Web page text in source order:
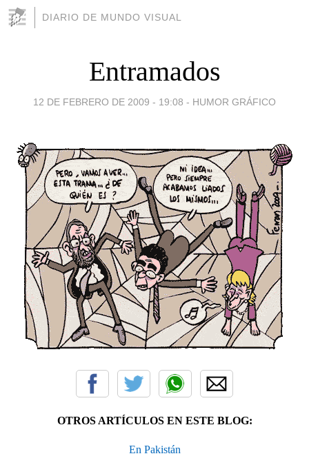
DIARIO DE MUNDO VISUAL
Entramados
12 DE FEBRERO DE 2009 - 19:08 - HUMOR GRÁFICO
OTROS ARTÍCULOS EN ESTE BLOG:
En Pakistán